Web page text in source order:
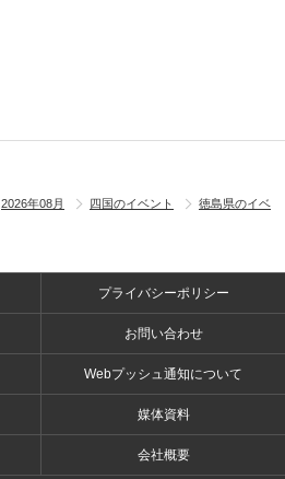
2026年08月 四国のイベント
徳島県のイベ
プライバシーポリシー
お問い合わせ
Webプッシュ通知について
媒体資料
会社概要